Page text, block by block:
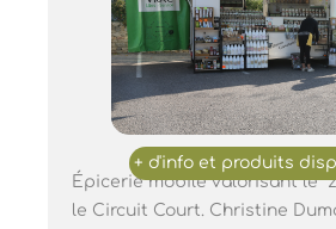
Épicerie mobile valorisant le
le Circuit Court. Christine